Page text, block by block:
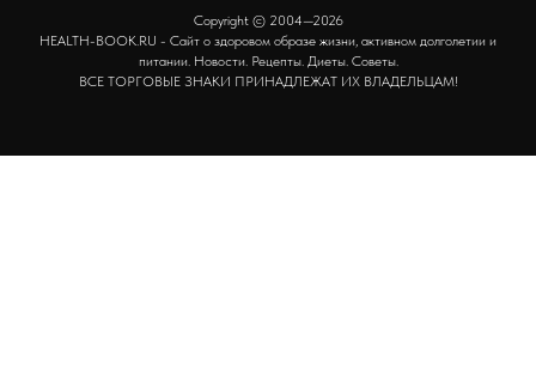
Copyright © 2004—2026
HEALTH-BOOK.RU - Сайт о здоровом образе жизни, активном долголетии и
питании. Новости. Рецепты. Диеты. Советы.
ВСЕ ТОРГОВЫЕ ЗНАКИ ПРИНАДЛЕЖАТ ИХ ВЛАДЕЛЬЦАМ!